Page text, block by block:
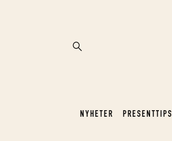
NYHETER PRESENTTIPS